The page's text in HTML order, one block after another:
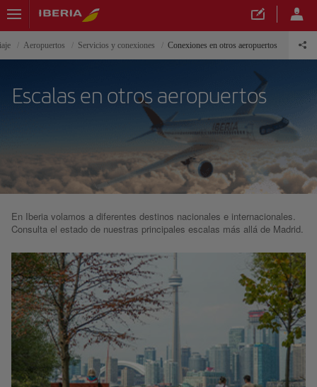
Aeropuertos Servicios y conexiones Conexiones en otros aeropuertos
Escalas en otros aeropuertos
En Iberia volamos a diferentes destinos nacionales e internacionales.
Consulta el estado de nuestras principales escalas más allá de Madrid.